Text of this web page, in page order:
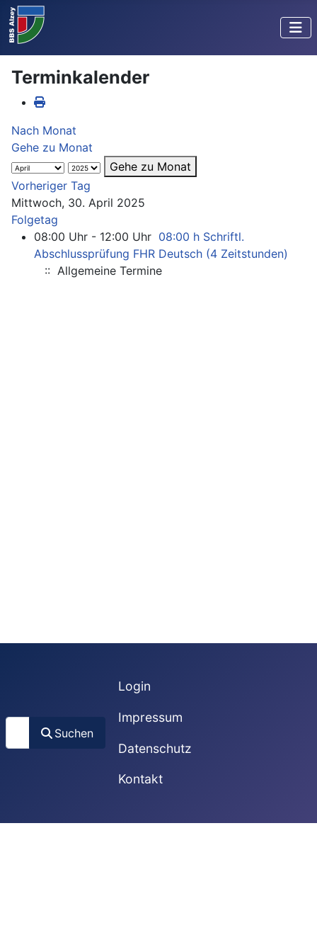
Terminkalender
Nach Monat
Gehe zu Monat
Gehe zu Monat
Vorheriger Tag
Mittwoch, 30. April 2025
Folgetag
08:00 Uhr - 12:00 Uhr 08:00 h Schriftl.
Abschlussprüfung FHR Deutsch (4 Zeitstunden)
:: Allgemeine Termine
Suchen
Suchen
Login
Impressum
Datenschutz
Kontakt